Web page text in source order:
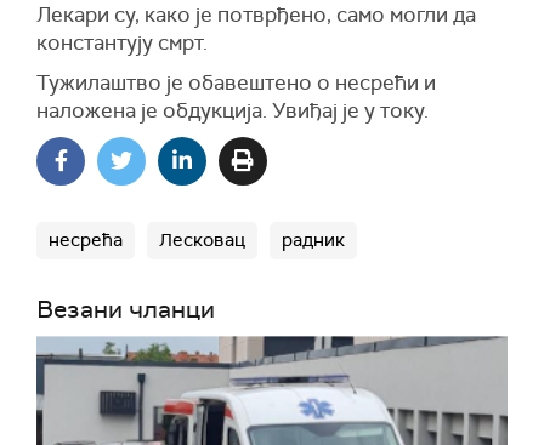
Лекари су, како је потврђено, само могли да
константују смрт.
Тужилаштво је обавештено о несрећи и
наложена је обдукција. Увиђај је у току.
несрећа Лесковац радник
Везани чланци